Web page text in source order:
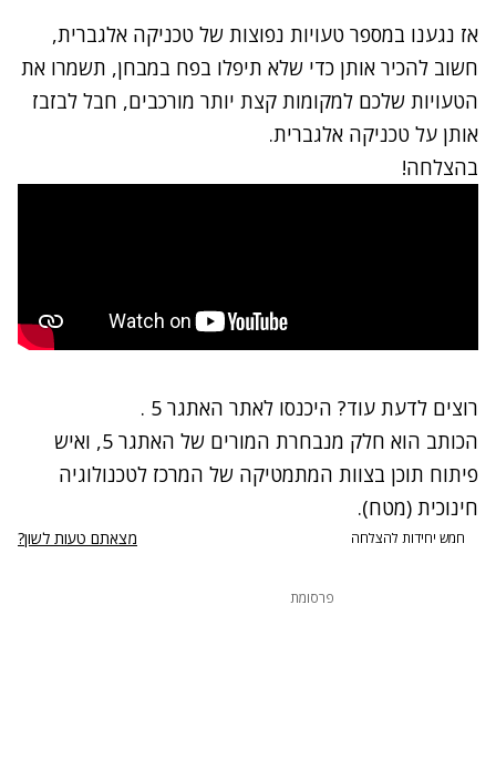
אז נגענו במספר טעויות נפוצות של טכניקה אלגברית,
חשוב להכיר אותן כדי שלא תיפלו בפח במבחן, תשמרו את
הטעויות שלכם למקומות קצת יותר מורכבים, חבל לבזבז
אותן על טכניקה אלגברית.
בהצלחה!
רוצים לדעת עוד? היכנסו לאתר האתגר 5
.
הכותב הוא חלק מנבחרת המורים של האתגר 5, ואיש
פיתוח תוכן בצוות המתמטיקה של המרכז לטכנולוגיה
חינוכית (מטח).
חמש יחידות להצלחה מצאתם טעות לשון?
פרסומת